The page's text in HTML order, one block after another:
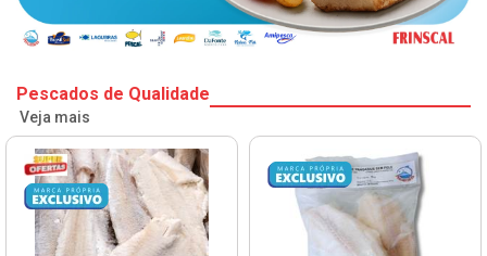
Pescados de Qualidade
Veja mais